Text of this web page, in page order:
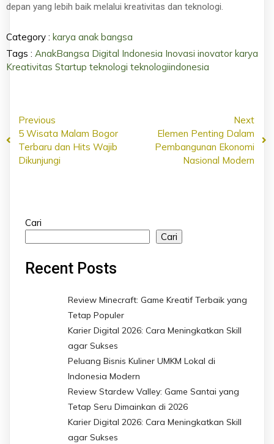
depan yang lebih baik melalui kreativitas dan teknologi.
Category : karya anak bangsa
Tags : AnakBangsa Digital Indonesia Inovasi inovator karya
Kreativitas Startup teknologi teknologiindonesia
Previous
5 Wisata Malam Bogor
Terbaru dan Hits Wajib
Dikunjungi
Next
Elemen Penting Dalam
Pembangunan Ekonomi
Nasional Modern
Cari
Cari
Recent Posts
Review Minecraft: Game Kreatif Terbaik yang
Tetap Populer
Karier Digital 2026: Cara Meningkatkan Skill
agar Sukses
Peluang Bisnis Kuliner UMKM Lokal di
Indonesia Modern
Review Stardew Valley: Game Santai yang
Tetap Seru Dimainkan di 2026
Karier Digital 2026: Cara Meningkatkan Skill
agar Sukses